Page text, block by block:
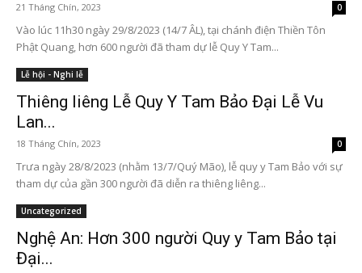
21 Tháng Chín, 2023 0
Vào lúc 11h30 ngày 29/8/2023 (14/7 ÂL), tại chánh điện Thiền Tôn
Phật Quang, hơn 600 người đã tham dự lễ Quy Y Tam...
Lễ hội - Nghi lễ
Thiêng liêng Lễ Quy Y Tam Bảo Đại Lễ Vu
Lan...
18 Tháng Chín, 2023 0
Trưa ngày 28/8/2023 (nhằm 13/7/Quý Mão), lễ quy y Tam Bảo với sự
tham dự của gần 300 người đã diễn ra thiêng liêng...
Uncategorized
Nghệ An: Hơn 300 người Quy y Tam Bảo tại
Đại...